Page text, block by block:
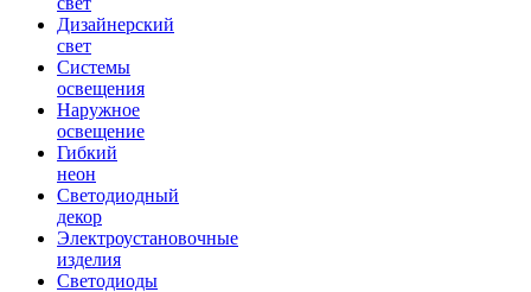
Дизайнерский
свет
Системы
освещения
Наружное
освещение
Гибкий
неон
Светодиодный
декор
Электроустановочные
изделия
Светодиоды